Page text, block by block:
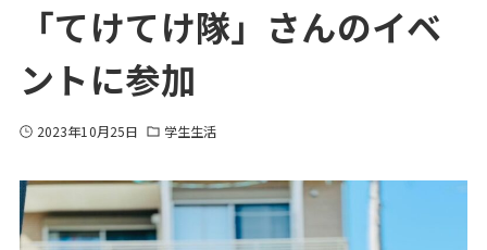
「てけてけ隊」さんのイベ
ントに参加
2023年10月25日 学生生活